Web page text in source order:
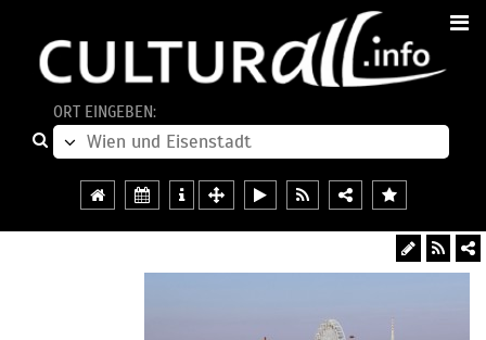
ORT EINGEBEN: